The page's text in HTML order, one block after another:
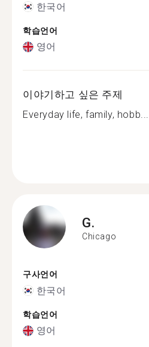
한국어
학습언어
영어
이야기하고 싶은 주제
Everyday life, family, hobb...
G.
Chicago
구사언어
한국어
학습언어
영어